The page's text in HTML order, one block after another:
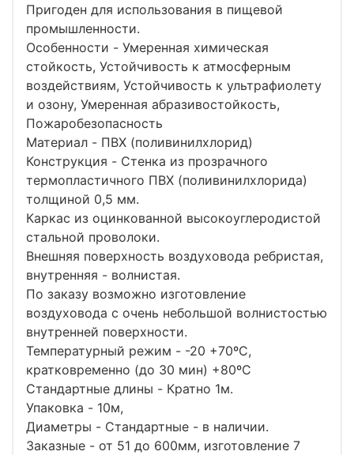
Пригоден для использования в пищевой
промышленности.
Особенности - Умеренная химическая
стойкость, Устойчивость к атмосферным
воздействиям, Устойчивость к ультрафиолету
и озону, Умеренная абразивостойкость,
Пожаробезопасность
Материал - ПВХ (поливинилхлорид)
Конструкция - Стенка из прозрачного
термопластичного ПВХ (поливинилхлорида)
толщиной 0,5 мм.
Каркас из оцинкованной высокоуглеродистой
стальной проволоки.
Внешняя поверхность воздуховода ребристая,
внутренняя - волнистая.
По заказу возможно изготовление
воздуховода с очень небольшой волнистостью
внутренней поверхности.
Температурный режим - -20 +70ºС,
кратковременно (до 30 мин) +80ºС
Стандартные длины - Кратно 1м.
Упаковка - 10м,
Диаметры - Стандартные - в наличии.
Заказные - от 51 до 600мм, изготовление 7